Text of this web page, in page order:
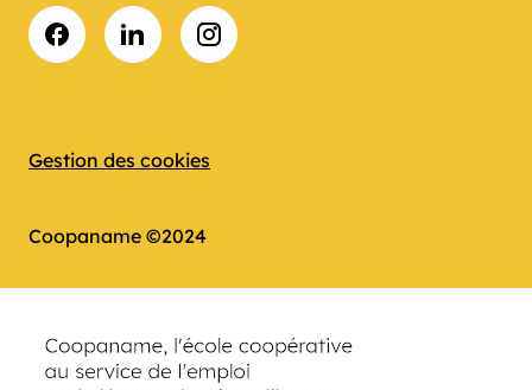
Gestion des cookies
Coopaname ©2024